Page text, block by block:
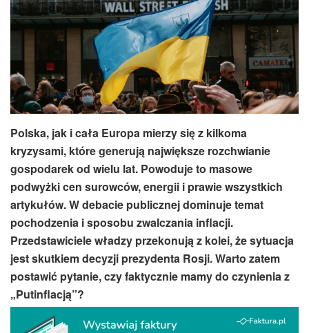
Polska, jak i cała Europa mierzy się z kilkoma
kryzysami, które generują największe rozchwianie
gospodarek od wielu lat. Powoduje to masowe
podwyżki cen surowców, energii i prawie wszystkich
artykułów. W debacie publicznej dominuje temat
pochodzenia i sposobu zwalczania inflacji.
Przedstawiciele władzy przekonują z kolei, że sytuacja
jest skutkiem decyzji prezydenta Rosji. Warto zatem
postawić pytanie, czy faktycznie mamy do czynienia z
„Putinflacją”?